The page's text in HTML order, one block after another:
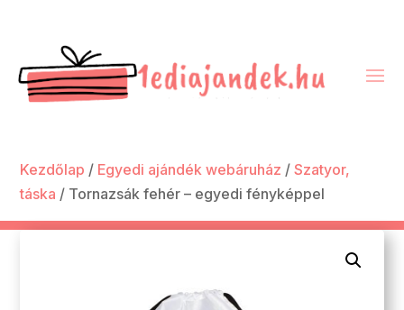
Kezdőlap / Egyedi ajándék webáruház /Szatyor,
táska / Tornazsák fehér – egyedi fényképpel